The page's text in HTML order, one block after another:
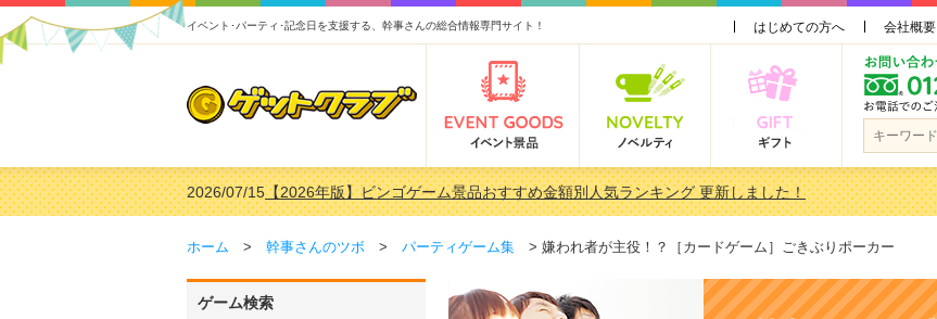
イベント･パーティ･記念日を支援する、幹事さんの総合情報専門サイト！ はじめての方へ 会社概要
2026/07/15【2026年版】ビンゴゲーム景品おすすめ金額別人気ランキング 更新しました！
2026/04/03【2026年版】ゴルフコンペ景品 3000円未満［2000円～2999円編］もらってうれしい人気ラ…
【2026年版】結婚式の二次会で貰って嬉しい景品とは？ 更新しました！
【2026年版】ゴルフコンペ景品 3000円未満［2000円～2999円編］もらってうれしい人気ラ…
ホーム > 幹事さんのツボ > パーティゲーム集 > 嫌われ者が主役！？［カードゲーム］ごきぶりポーカー
ゲーム検索